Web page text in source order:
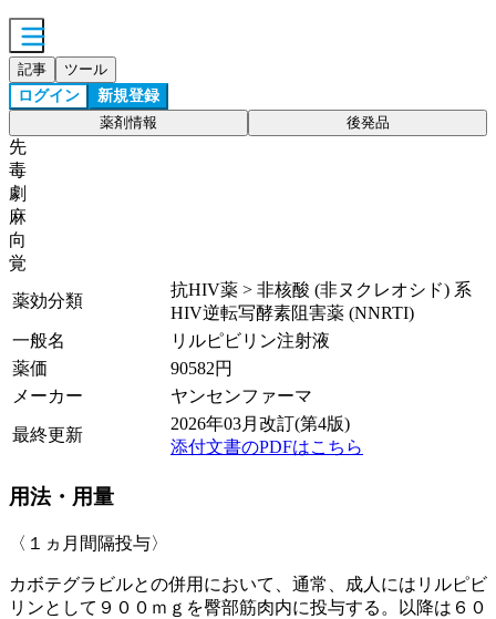
記事 ツール
ログイン 新規登録
薬剤情報 後発品
先
毒
劇
麻
向
覚
薬効分類
抗HIV薬 > 非核酸 (非ヌクレオシド) 系
HIV逆転写酵素阻害薬 (NNRTI)
一般名
リルピビリン注射液
薬価
90582円
メーカー
ヤンセンファーマ
最終更新
2026年03月改訂(第4版)
添付文書のPDFはこちら
用法・用量
〈１ヵ月間隔投与〉
カボテグラビルとの併用において、通常、成人にはリルピビ
リンとして９００ｍｇを臀部筋肉内に投与する。以降は６０